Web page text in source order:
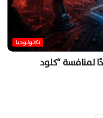
تكنولوجيا
لمنافسة “كلود